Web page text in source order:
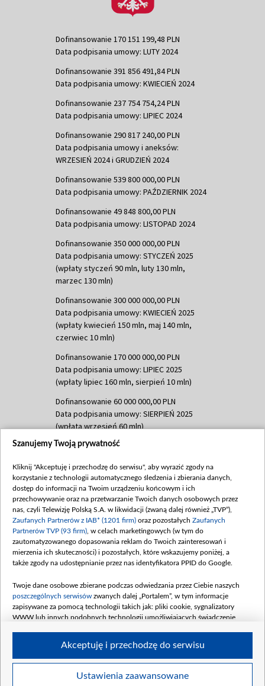
Dofinansowanie 170 151 199,48 PLN
Data podpisania umowy: LUTY 2024
Dofinansowanie 391 856 491,84 PLN
Data podpisania umowy: KWIECIEŃ 2024
Dofinansowanie 237 754 754,24 PLN
Data podpisania umowy: LIPIEC 2024
Dofinansowanie 290 817 240,00 PLN
Data podpisania umowy i aneksów:
WRZESIEŃ 2024 i GRUDZIEŃ 2024
Dofinansowanie 539 800 000,00 PLN
Data podpisania umowy: PAŹDZIERNIK 2024
Dofinansowanie 49 848 800,00 PLN
Data podpisania umowy: LISTOPAD 2024
Dofinansowanie 350 000 000,00 PLN
Data podpisania umowy: STYCZEŃ 2025
(wpłaty styczeń 90 mln, luty 130 mln,
marzec 130 mln)
Dofinansowanie 300 000 000,00 PLN
Data podpisania umowy: KWIECIEŃ 2025
(wpłaty kwiecień 150 mln, maj 140 mln,
czerwiec 10 mln)
Dofinansowanie 170 000 000,00 PLN
Data podpisania umowy: LIPIEC 2025
(wpłaty lipiec 160 mln, sierpień 10 mln)
Dofinansowanie 60 000 000,00 PLN
Data podpisania umowy: SIERPIEŃ 2025
(wpłata wrzesień 60 mln)
Dofinansowanie 635 783 051,21 PLN
(wpłata wrzesień 100 mln, październik 350
mln, listopad 265 mln)
Dofinansowanie 48 862 000,00 PLN
Data podpisania umowy: GRUDZIEŃ 2025
(wpłata grudzień 60,548 mln)
Dofinansowanie 900 000 000,00 PLN
Data podpisania umowy: LUTY 2026 (wpłata
kwiecień 180 mln, 7 maja 180 mln, 8
czerwca 90 mln)
Dofinansowanie 250 000 000,00 PLN
4 sierpnia 250 mln
Szanujemy Twoją prywatność
Kliknij "Akceptuję i przechodzę do serwisu", aby wyrazić zgody na
korzystanie z technologii automatycznego śledzenia i zbierania danych,
dostęp do informacji na Twoim urządzeniu końcowym i ich
przechowywanie oraz na przetwarzanie Twoich danych osobowych przez
nas, czyli Telewizję Polską S.A. w likwidacji (zwaną dalej również „TVP”),
Zaufanych Partnerów z IAB* (1201 firm) oraz pozostałych Zaufanych
Partnerów TVP (93 firm) , w celach marketingowych (w tym do
zautomatyzowanego dopasowania reklam do Twoich zainteresowań i
mierzenia ich skuteczności) i pozostałych, które wskazujemy poniżej, a
także zgody na udostępnianie przez nas identyfikatora PPID do Google.
Twoje dane osobowe zbierane podczas odwiedzania przez Ciebie naszych
poszczególnych serwisów zwanych dalej „Portalem”, w tym informacje
zapisywane za pomocą technologii takich jak: pliki cookie, sygnalizatory
WWW lub innych podobnych technologii umożliwiających świadczenie
Twoje dane osobowe zbierane podczas odwiedzania przez Ciebie
Ustawienia zaawansowane
Akceptuję i przechodzę do serwisu